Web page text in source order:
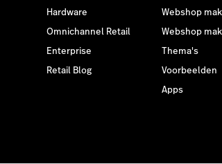
Hardware
Omnichannel Retail
Enterprise
Retail Blog
Webshop
Webshop
Thema's
Voorbeelden
Apps